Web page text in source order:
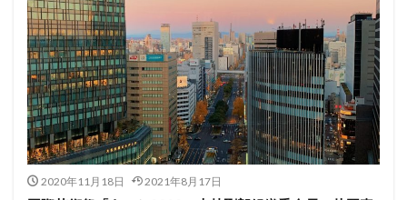
2020年11月18日 2021年8月17日